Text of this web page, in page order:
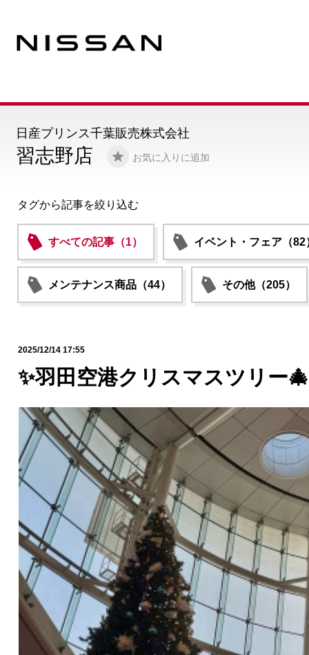
習志野店 お気に入りに追加
日産プリンス千葉販売株式会社
タグから記事を絞り込む
すべての記事（1） イベント・フェア（82
メンテナンス商品（44） その他（205）
2025/12/14 17:55
✨羽田空港クリスマスツリー